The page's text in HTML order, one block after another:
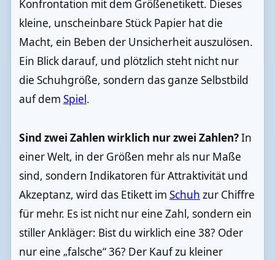
Konfrontation mit dem Größenetikett. Dieses
kleine, unscheinbare Stück Papier hat die
Macht, ein Beben der Unsicherheit auszulösen.
Ein Blick darauf, und plötzlich steht nicht nur
die Schuhgröße, sondern das ganze Selbstbild
auf dem Spiel.
Sind zwei Zahlen wirklich nur zwei Zahlen?In
einer Welt, in der Größen mehr als nur Maße
sind, sondern Indikatoren für Attraktivität und
Akzeptanz, wird das Etikett im Schuh zur Chiffre
für mehr. Es ist nicht nur eine Zahl, sondern ein
stiller Ankläger: Bist du wirklich eine 38? Oder
nur eine „falsche“ 36? Der Kauf zu kleiner